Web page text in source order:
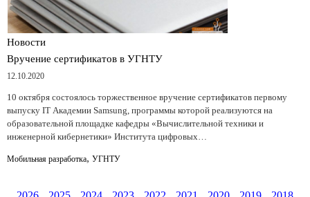
Новости
Вручение сертификатов в УГНТУ
12.10.2020
10 октября состоялось торжественное вручение сертификатов первому
выпуску IT Академии Samsung, программы которой реализуются на
образовательной площадке кафедры «Вычислительной техники и
инженерной кибернетики» Института цифровых…
Мобильная разработка, УГНТУ